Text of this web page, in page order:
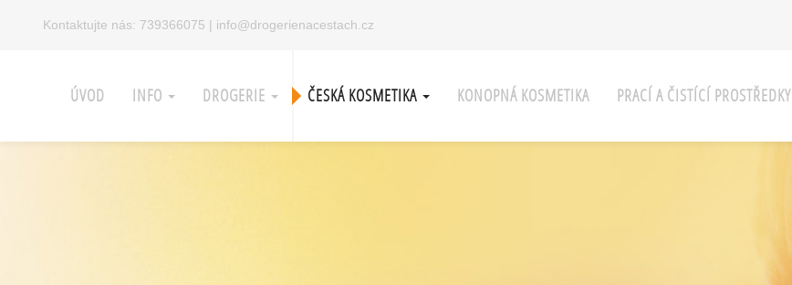
Kontaktujte nás: 739366075 | info@drogerienacestach.cz
ÚVOD INFO DROGERIE ČESKÁ KOSMETIKA KONOPNÁ KOSMETIKA PRACÍ A ČISTÍCÍ PROSTŘEDKY